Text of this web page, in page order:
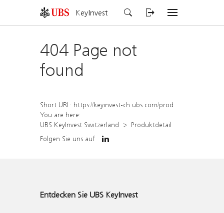
KeyInvest
404 Page not
found
Short URL: https://keyinvest-ch.ubs.com/produkt/detail/index/isin/CH1569448140
You are here:
UBS KeyInvest Switzerland
Produktdetail
Folgen Sie uns auf
Entdecken Sie UBS KeyInvest